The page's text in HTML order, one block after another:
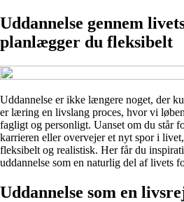
Uddannelse gennem
planlægger du fleksibelt
Uddannelse er ikke længere noget, der
er læring en livslang proces, hvor vi
fagligt og personligt. Uanset om du står
karrieren eller overvejer et nyt spor i
fleksibelt og realistisk. Her får du
uddannelse som en naturlig del af livets
Uddannelse som en